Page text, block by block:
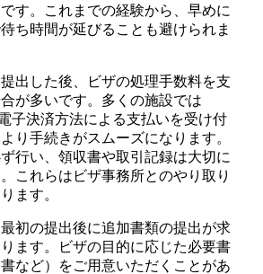
す。これまでの経験から、早めに
ち時間が延びることも避けられま
出した後、ビザの処理手数料を支
が多いです。多くの施設では
子決済方法による支払いを受け付
り手続きがスムーズになります。
行い、領収書や取引記録は大切に
これらはビザ事務所とのやり取り
ます。
初の提出後に追加書類の提出が求
ます。ビザの目的に応じた必要書
など）をご用意いただくことがあ